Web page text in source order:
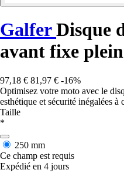
GalferDisque
avant fixe
97,18 € 81,97 € -16%
Optimisez votre moto avec le
esthétique et sécurité inégalées à
Taille
*
250 mm
Ce champ est requis
Expédié en 4 jours